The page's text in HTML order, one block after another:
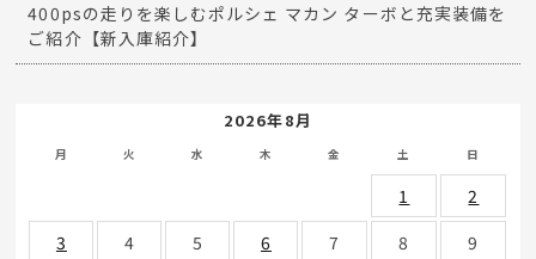
400psの走りを楽しむポルシェ マカン ターボと充実装備を
ご紹介【新入庫紹介】
2026年8月
月 火 水 木 金 土 日
1
2
3
4 5 6 7 8
9